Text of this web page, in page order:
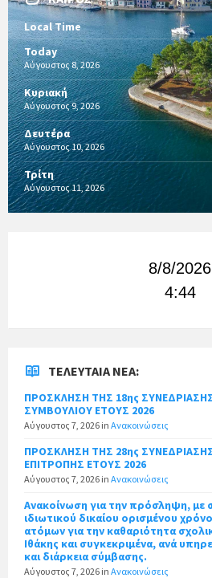
Local Time
Today
Αύγουστος 8, 2026
Κυριακή
Αύγουστος 9, 2026
Δευτέρα
Αύγουστος 10, 2026
Τρίτη
Αύγουστος 11, 2026
8/8/2026
4:44
ΤΕΛΕΥΤΑΊΑ ΝΈΑ:
ΠΡΟΣΚΛΗΣΗ ΤΗΣ 18ης
ΣΥΜΒΟΥΛΙΟΥ ΕΤΟΥΣ 2026
Αύγουστος 7, 2026 in Ανακοινώσεις
ΠΡΟΣΚΛΗΣΗ ΤΗΣ 28ης
ΕΠΙΤΡΟΠΗΣ ΕΤΟΥΣ 2026
Αύγουστος 7, 2026 in Ανακοινώσεις
Ανακοίνωση για την πρόσληψη, με
ιδιωτικού δικαίου ορισμένου
ατόμων για την καθαριότητα
Ιθάκης και συγκεκριμένα, ανά
και διάρκεια σύμβασης.
Αύγουστος 7, 2026 in Ανακοινώσεις